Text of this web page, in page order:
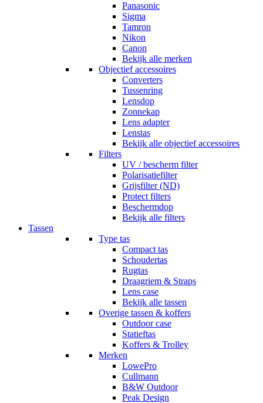
Panasonic
Sigma
Tamron
Nikon
Canon
Bekijk alle merken
Objectief accessoires
Converters
Tussenring
Lensdop
Zonnekap
Lens adapter
Lenstas
Bekijk alle objectief accessoires
Filters
UV / bescherm filter
Polarisatiefilter
Grijsfilter (ND)
Protect filters
Beschermdop
Bekijk alle filters
Tassen
Type tas
Compact tas
Schoudertas
Rugtas
Draagriem & Straps
Lens case
Bekijk alle tassen
Overige tassen & koffers
Outdoor case
Statieftas
Koffers & Trolley
Merken
LowePro
Cullmann
B&W Outdoor
Peak Design